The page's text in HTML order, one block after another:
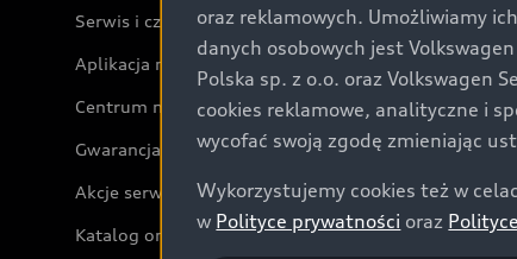
Serwis i części
Aplikacja myAudi i usługi cyfrowe
Centrum napraw powypadkowych
Gwarancja
Akcje serwisowe Audi
Katalog online akcesoriów
oraz reklamowych. Umożliwiamy
danych osobowych jest
Polska sp. z o.o. oraz Volkswagen
cookies reklamowe, analityczne i
wycofać swoją zgodę zmieniając
Wykorzystujemy cookies też w
w Polityce prywatności oraz